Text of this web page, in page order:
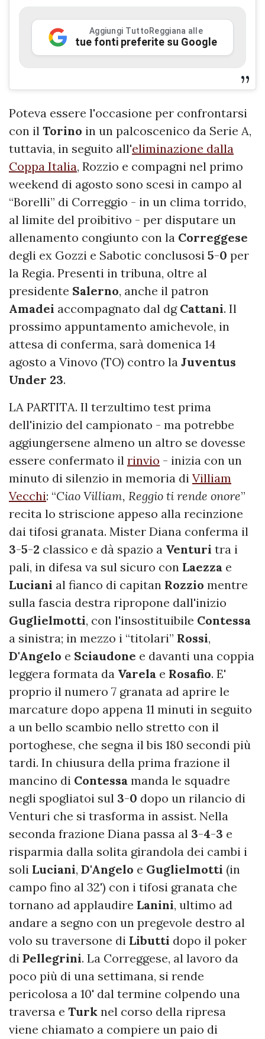
Aggiungi TuttoReggiana alle
tue fonti preferite su Google
Poteva essere l'occasione per confrontarsi
con il Torino in un palcoscenico da Serie A,
tuttavia, in seguito all'eliminazione dalla
Coppa Italia, Rozzio e compagni nel primo
weekend di agosto sono scesi in campo al
“Borelli” di Correggio - in un clima torrido,
al limite del proibitivo - per disputare un
allenamento congiunto con la Correggese
degli ex Gozzi e Sabotic conclusosi 5-0 per
la Regia. Presenti in tribuna, oltre al
presidente Salerno, anche il patron
Amadei accompagnato dal dg Cattani. Il
prossimo appuntamento amichevole, in
attesa di conferma, sarà domenica 14
agosto a Vinovo (TO) contro la Juventus
Under 23.
LA PARTITA. Il terzultimo test prima
dell'inizio del campionato - ma potrebbe
aggiungersene almeno un altro se dovesse
essere confermato il rinvio - inizia con un
minuto di silenzio in memoria di Villiam
Vecchi: “Ciao Villiam, Reggio ti rende onore”
recita lo striscione appeso alla recinzione
dai tifosi granata. Mister Diana conferma il
3-5-2 classico e dà spazio a Venturi tra i
pali, in difesa va sul sicuro con Laezza e
Luciani al fianco di capitan Rozzio mentre
sulla fascia destra ripropone dall'inizio
Guglielmotti, con l'insostituibile Contessa
a sinistra; in mezzo i “titolari” Rossi,
D'Angelo e Sciaudone e davanti una coppia
leggera formata da Varela e Rosafio. E'
proprio il numero 7 granata ad aprire le
marcature dopo appena 11 minuti in seguito
a un bello scambio nello stretto con il
portoghese, che segna il bis 180 secondi più
tardi. In chiusura della prima frazione il
mancino di Contessa manda le squadre
negli spogliatoi sul 3-0 dopo un rilancio di
Venturi che si trasforma in assist. Nella
seconda frazione Diana passa al 3-4-3 e
risparmia dalla solita girandola dei cambi i
soli Luciani, D'Angelo e Guglielmotti (in
campo fino al 32') con i tifosi granata che
tornano ad applaudire Lanini, ultimo ad
andare a segno con un pregevole destro al
volo su traversone di Libutti dopo il poker
di Pellegrini. La Correggese, al lavoro da
poco più di una settimana, si rende
pericolosa a 10' dal termine colpendo una
traversa e Turk nel corso della ripresa
viene chiamato a compiere un paio di